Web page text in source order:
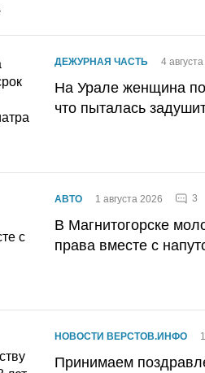
ДЕЖУРНАЯ ЧАСТЬ 4
На Урале женщина
что пыталась
АВТО 1 августа 2026 3
В Магнитогорске
права вместе с
НОВОСТИ ВЕРСТОВ.ИНФО
Принимаем